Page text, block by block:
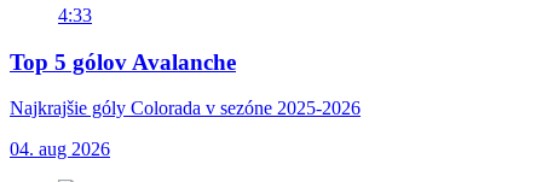
4:33
Top 5 gólov Avalanche
Najkrajšie góly Colorada v sezóne 2025-2026
04. aug 2026